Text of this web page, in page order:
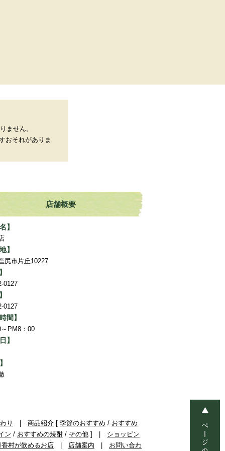
ません。
おそれがありま
店舗概要
】
】
尻市片丘10227
0127
0127
間】
PM8：00
】
り 商品紹介[ 季節のおすすめ / おすすめ
ン / おすすめの焼酎/ その他] | ショッピン
香村が飲めるお店| 店舗案内 お問い合わ